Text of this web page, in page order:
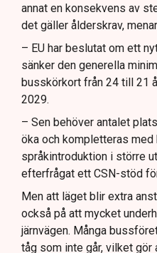
annat en konsekvens av
det gäller ålderskrav,
– EU har beslutat om ett
sänker den generella
busskörkort från 24 till 21
2029.
– Sen behöver antalet
öka och kompletteras med
språkintroduktion i större
efterfrågat ett CSN-stöd
Men att läget blir extra
också på att mycket
järnvägen. Många
tåg som inte går, vilket gör